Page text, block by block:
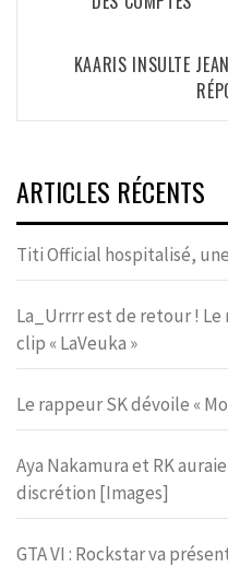
KAARIS INSULTE
ARTICLES RÉCENTS
Titi Official hospitalisé,
La_Urrrr est de retour !
clip « LaVeuka »
Le rappeur SK dévoile «
Aya Nakamura et RK
discrétion [Images]
GTA VI : Rockstar va